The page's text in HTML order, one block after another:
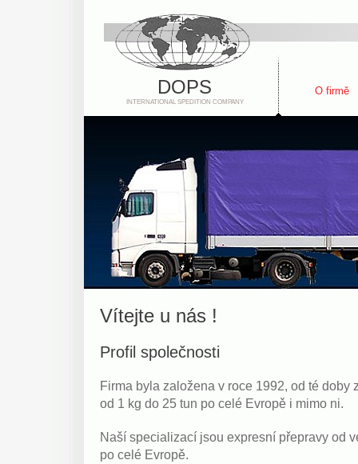
DOPS
INTERNATIONAL SPEDITION COMPANY
O firmě
Vítejte u nás !
Profil společnosti
Firma byla založena v roce 1992, od té
od 1 kg do 25 tun po celé Evropě i mimo ni.
Naší specializací jsou expresní přepravy od
po celé Evropě.